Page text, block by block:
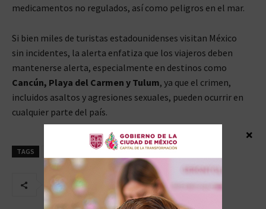
medicamentos no regulados, así como peligros en el mar.
Si bien miles de turistas estadounidenses visitan México
sin incidentes, la alerta enfatiza que los viajeros deben
mantenerse alerta, especialmente en destinos como
Cancún, Playa del Carmen y Tulum, ya que el crimen,
incluidos asaltos y agresiones sexuales, pueden ocurrir en
cualquier parte del país.
TAGS INSEGURIDAD MEXICO NO VIAJAR
×